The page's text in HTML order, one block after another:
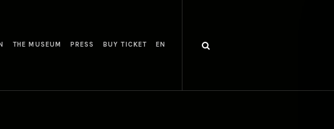
THE MUSEUM PRESS BUY TICKET EN